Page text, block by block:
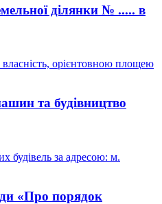
ділянки № ..... в
орієнтовною площею
та будівництво
будівель за адресою: м.
«Про порядок